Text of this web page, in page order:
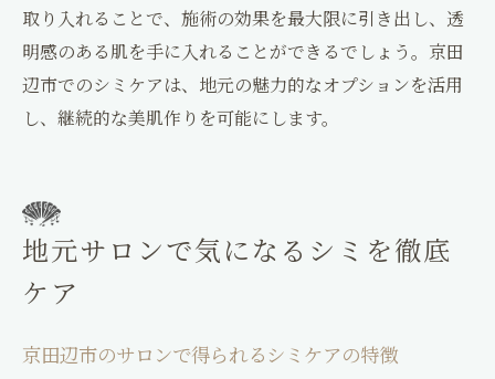
取り入れることで、施術の効果を最大限に引き出し、透
明感のある肌を手に入れることができるでしょう。京田
辺市でのシミケアは、地元の魅力的なオプションを活用
し、継続的な美肌作りを可能にします。
地元サロンで気になるシミを徹底
ケア
京田辺市のサロンで得られるシミケアの特徴